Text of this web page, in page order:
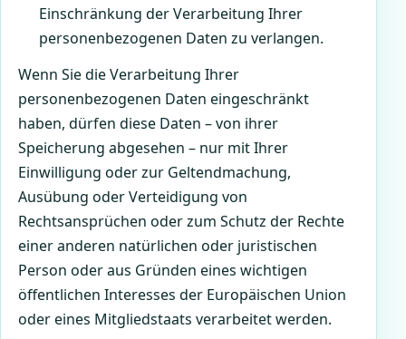
Einschränkung der Verarbeitung Ihrer
personenbezogenen Daten zu verlangen.
Wenn Sie die Verarbeitung Ihrer
personenbezogenen Daten eingeschränkt
haben, dürfen diese Daten – von ihrer
Speicherung abgesehen – nur mit Ihrer
Einwilligung oder zur Geltendmachung,
Ausübung oder Verteidigung von
Rechtsansprüchen oder zum Schutz der Rechte
einer anderen natürlichen oder juristischen
Person oder aus Gründen eines wichtigen
öffentlichen Interesses der Europäischen Union
oder eines Mitgliedstaats verarbeitet werden.